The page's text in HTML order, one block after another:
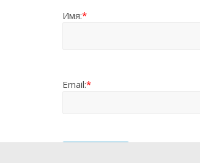
Имя:*
Email:*